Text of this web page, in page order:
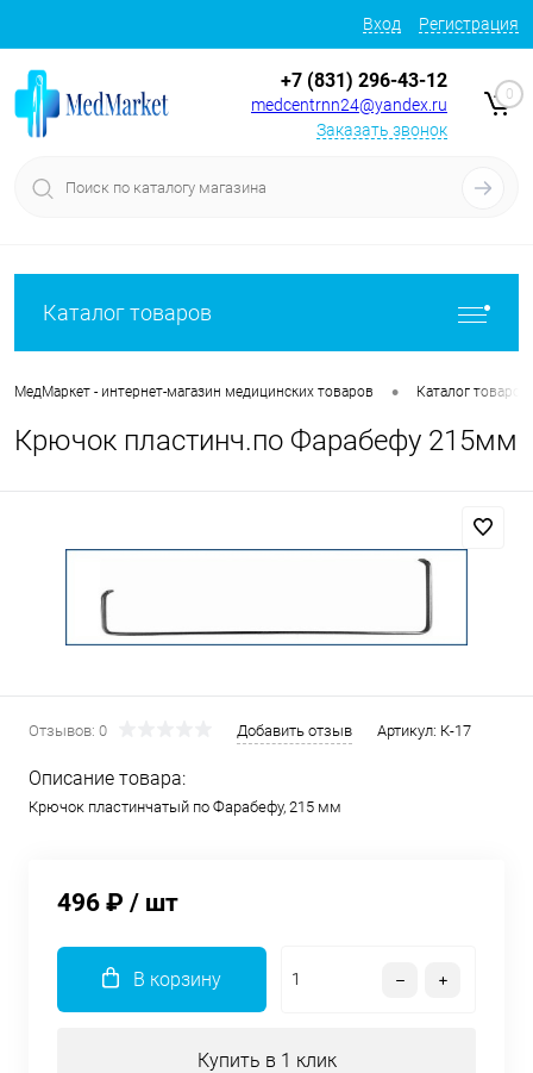
Вход Регистрация
+7 (831) 296-43-12
medcentrnn24@yandex.ru
Заказать звонок
0
Каталог товаров
МедМаркет - интернет-магазин медицинских товаров • Каталог товаров
Крючок пластинч.по Фарабефу 215мм
Отзывов: 0 Добавить отзыв Артикул: К-17
Описание товара:
Крючок пластинчатый по Фарабефу, 215 мм
496 ₽ / шт
В корзину
Купить в 1 клик